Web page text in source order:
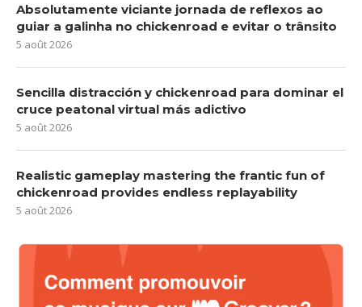
Absolutamente viciante jornada de reflexos ao
guiar a galinha no chickenroad e evitar o trânsito
5 août 2026
Sencilla distracción y chickenroad para dominar el
cruce peatonal virtual más adictivo
5 août 2026
Realistic gameplay mastering the frantic fun of
chickenroad provides endless replayability
5 août 2026